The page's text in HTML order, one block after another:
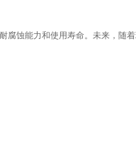
腐蚀能力和使用寿命。未来，随